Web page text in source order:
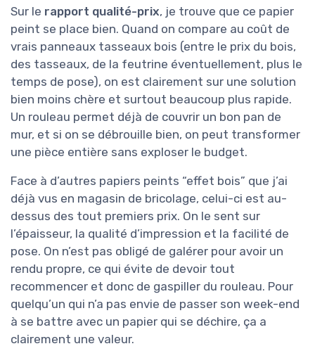
Sur le rapport qualité-prix, je trouve que ce papier
peint se place bien. Quand on compare au coût de
vrais panneaux tasseaux bois (entre le prix du bois,
des tasseaux, de la feutrine éventuellement, plus le
temps de pose), on est clairement sur une solution
bien moins chère et surtout beaucoup plus rapide.
Un rouleau permet déjà de couvrir un bon pan de
mur, et si on se débrouille bien, on peut transformer
une pièce entière sans exploser le budget.
Face à d’autres papiers peints “effet bois” que j’ai
déjà vus en magasin de bricolage, celui-ci est au-
dessus des tout premiers prix. On le sent sur
l’épaisseur, la qualité d’impression et la facilité de
pose. On n’est pas obligé de galérer pour avoir un
rendu propre, ce qui évite de devoir tout
recommencer et donc de gaspiller du rouleau. Pour
quelqu’un qui n’a pas envie de passer son week-end
à se battre avec un papier qui se déchire, ça a
clairement une valeur.